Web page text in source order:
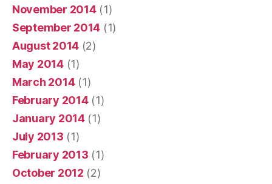
November 2014(1)
September 2014 (1)
August 2014 (2)
May 2014(1)
March 2014(1)
February 2014(1)
January 2014(1)
July 2013 (1)
February 2013 (1)
October 2012 (2)